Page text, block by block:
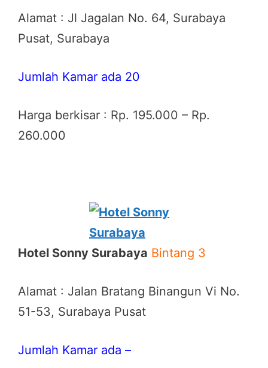
Alamat : Jl Jagalan No. 64, Surabaya
Pusat, Surabaya
Jumlah Kamar ada 20
Harga berkisar : Rp. 195.000 – Rp.
260.000
Hotel Sonny Surabaya Bintang 3
Alamat : Jalan Bratang Binangun Vi No.
51-53, Surabaya Pusat
Jumlah Kamar ada –